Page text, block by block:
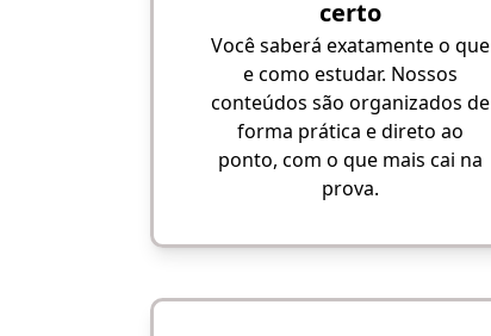
certo
Você saberá exatamente o que
e como estudar. Nossos
conteúdos são organizados de
forma prática e direto ao
ponto, com o que mais cai na
prova.